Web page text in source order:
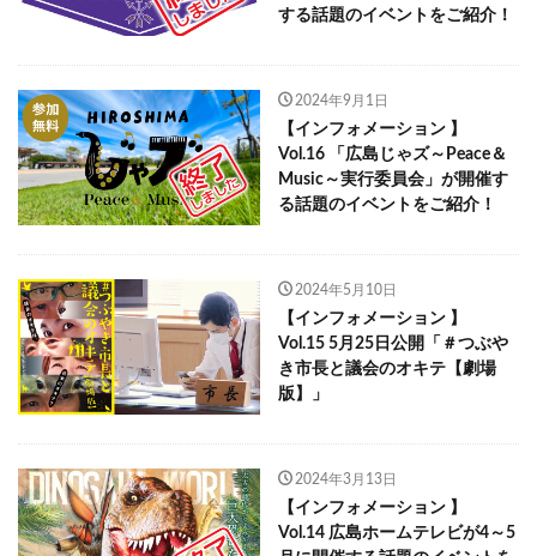
する話題のイベントをご紹介！
2024年9月1日
【インフォメーション 】
Vol.16 「広島じゃズ～Peace＆
Music～実行委員会」が開催す
る話題のイベントをご紹介！
2024年5月10日
【インフォメーション 】
Vol.15 5月25日公開「＃つぶや
き市長と議会のオキテ【劇場
版】」
2024年3月13日
【インフォメーション 】
Vol.14 広島ホームテレビが4～5